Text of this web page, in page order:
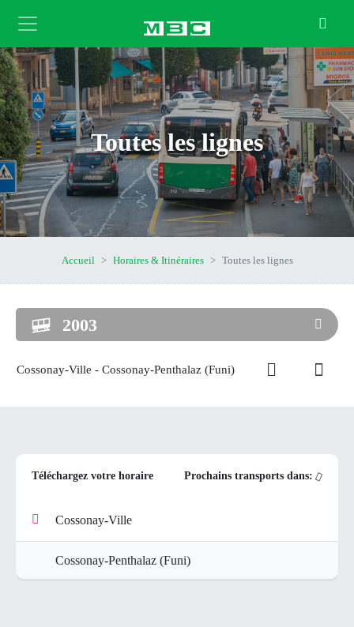
Toutes les lignes
Accueil Horaires & Itinéraires Toutes les lignes
2003
Cossonay-Ville - Cossonay-Penthalaz (Funi)
Téléchargez votre horaire Prochains transports dans:
Cossonay-Ville
Cossonay-Penthalaz (Funi)